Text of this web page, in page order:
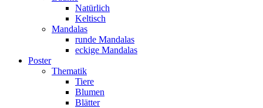
Natürlich
Keltisch
Mandalas
runde Mandalas
eckige Mandalas
Poster
Thematik
Tiere
Blumen
Blätter